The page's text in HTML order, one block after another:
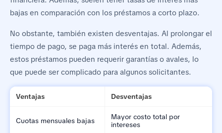
bajas en comparación con los préstamos a corto plazo.
No obstante, también existen desventajas. Al prolongar el
tiempo de pago, se paga más interés en total. Además,
estos préstamos pueden requerir garantías o avales, lo
que puede ser complicado para algunos solicitantes.
Ventajas Desventajas
Cuotas mensuales bajas
Mayor costo total por
intereses